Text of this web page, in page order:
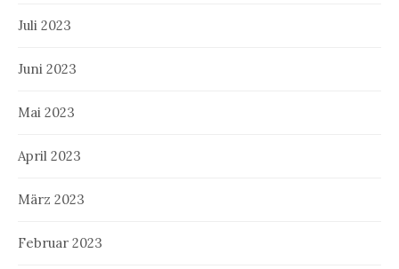
Juli 2023
Juni 2023
Mai 2023
April 2023
März 2023
Februar 2023